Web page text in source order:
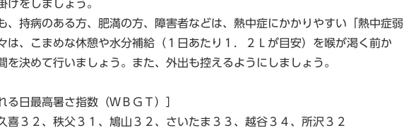
けをしましょう。
、持病のある方、肥満の方、障害者などは、熱中症にかかりやすい「熱中症弱
は、こまめな休憩や水分補給（１日あたり１．２Ｌが目安）を喉が渇く前か
を決めて行いましょう。また、外出も控えるようにしましょう。
る日最高暑さ指数（ＷＢＧＴ）］
喜３２、秩父３１、鳩山３２、さいたま３３、越谷３４、所沢３２